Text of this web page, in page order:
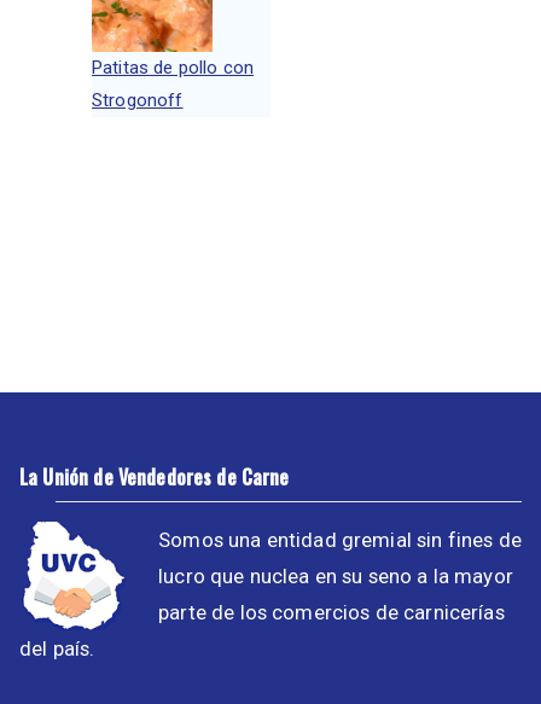
Patitas de pollo con
Strogonoff
La Unión de Vendedores de Carne
Somos una entidad gremial sin fines de
lucro que nuclea en su seno a la mayor
parte de los comercios de carnicerías
del país.